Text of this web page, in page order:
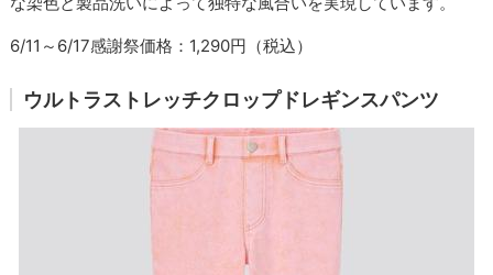
6/11～6/17感謝祭価格：1,290円（税込）
ウルトラストレッチクロップドレギンスパンツ